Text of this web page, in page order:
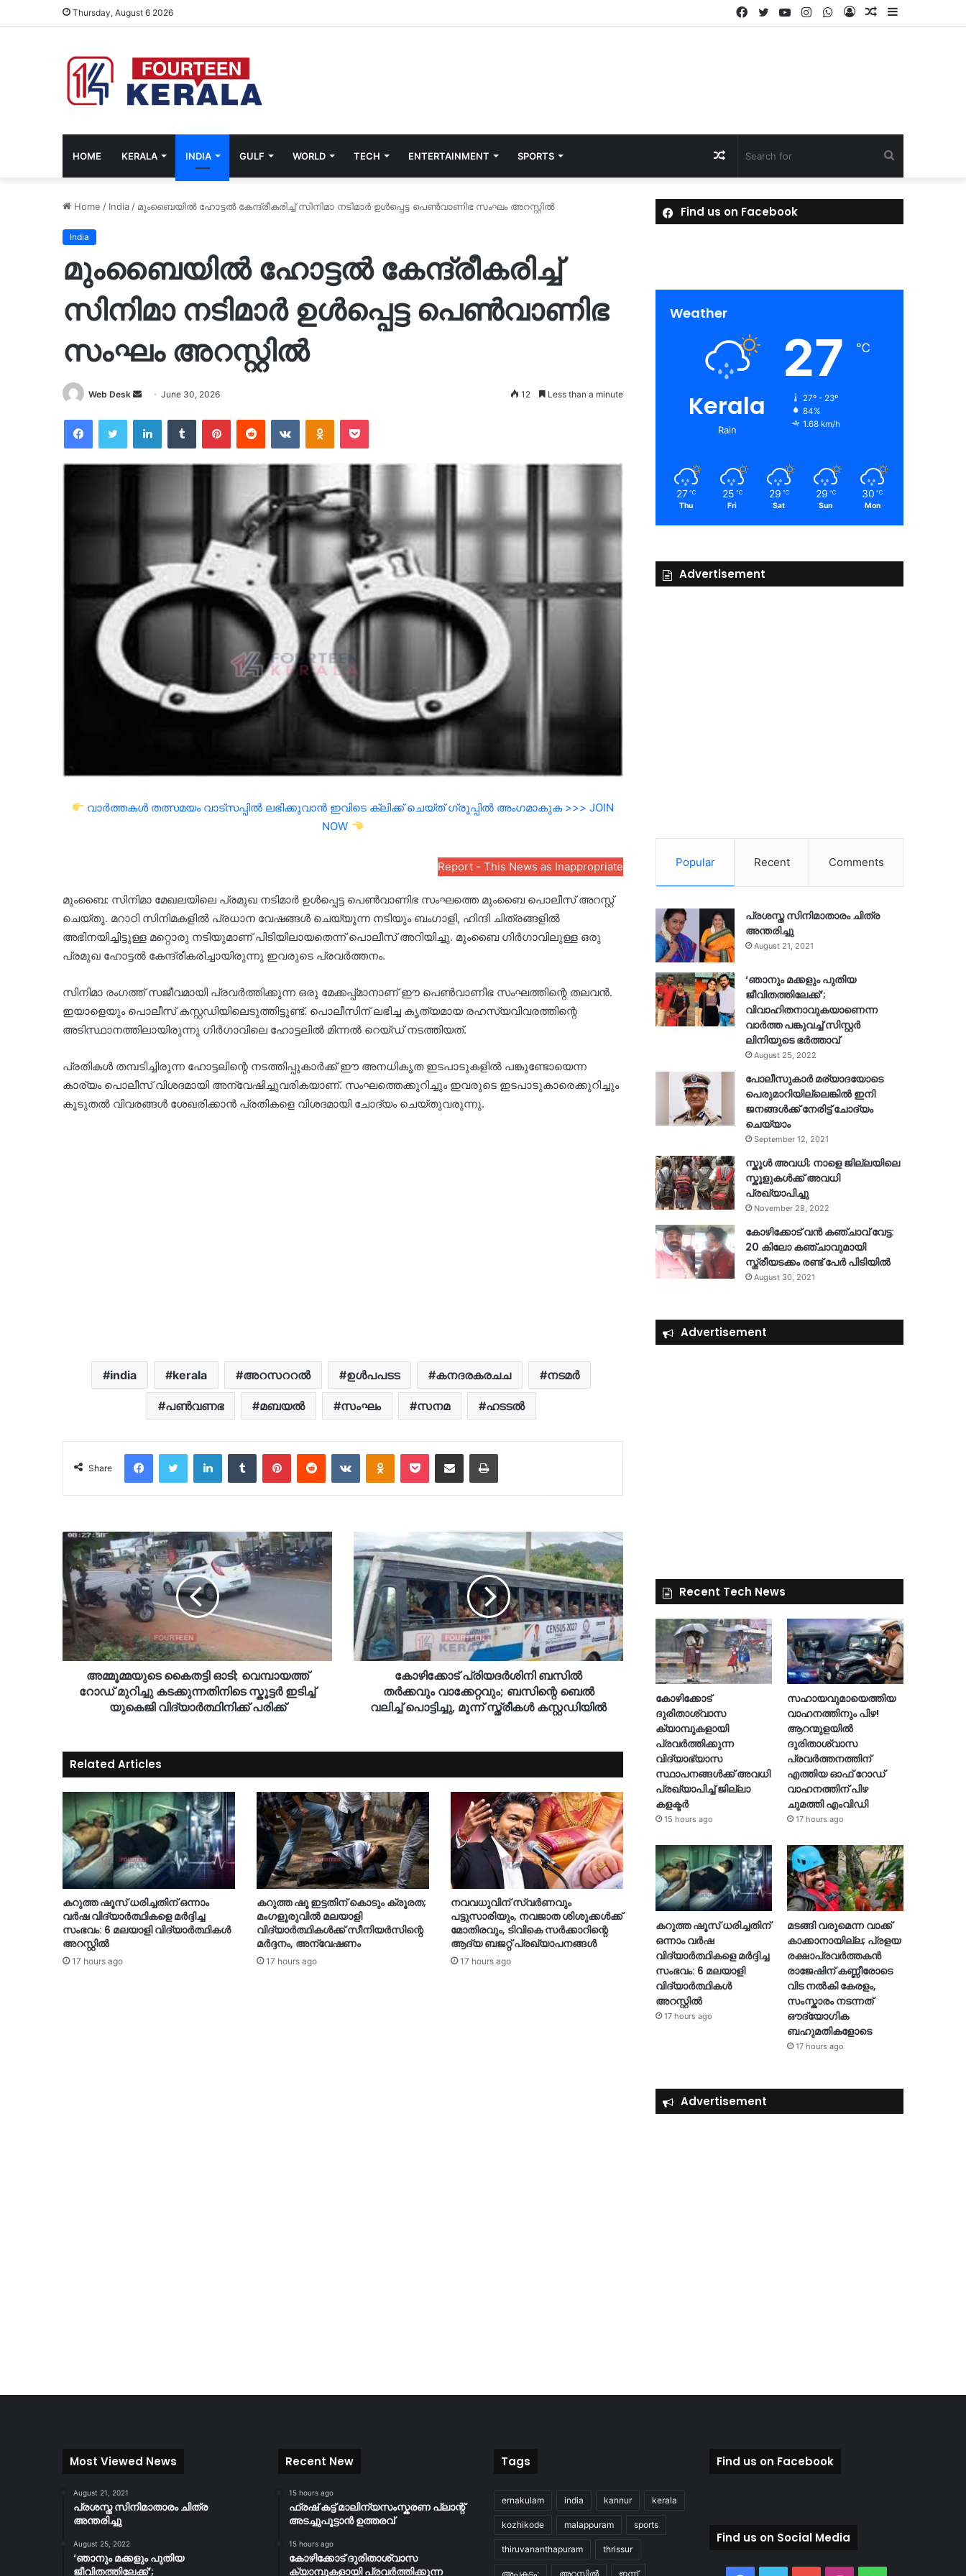
Thursday, August 6 2026 Sidebar
Random
Log
WhatsApp
Instagram
YouTube
Twitter
Facebook
HOME KERALA INDIA GULF WORLD TECH ENTERTAINMENT SPORTS
for
Random
Article
Home / India / മുംബൈയിൽ ഹോട്ടൽ കേന്ദ്രീകരിച്ച് സിനിമാ നടിമാർ ഉൾപ്പെട്ട പെൺവാണിഭ സംഘം അറസ്റ്റിൽ
India
മുംബൈയിൽ ഹോട്ടൽ കേന്ദ്രീകരിച്ച്
സിനിമാ നടിമാർ ഉൾപ്പെട്ട പെൺവാണിഭ
സംഘം അറസ്റ്റിൽ
Web Desk
Send
email
June 30, 2026 12 Less than a minute
FacebookTwitter LinkedInTumblr PinterestReddit VKontakteOdnoklassniki
Pocket
വാർത്തകൾ തത്സമയം വാട്സപ്പിൽ ലഭിക്കുവാൻ ഇവിടെ ക്ലിക്ക് ചെയ്ത് ഗ്രൂപ്പിൽ അംഗമാകുക >>> JOIN
NOW
Report - This News as Inappropriate
മുംബൈ: സിനിമാ മേഖലയിലെ പ്രമുഖ നടിമാർ ഉൾപ്പെട്ട പെൺവാണിഭ സംഘത്തെ മുംബൈ പൊലീസ് അറസ്റ്റ്
ചെയ്തു. മറാഠി സിനിമകളിൽ പ്രധാന വേഷങ്ങൾ ചെയ്യുന്ന നടിയും ബംഗാളി, ഹിന്ദി ചിത്രങ്ങളിൽ
അഭിനയിച്ചിട്ടുള്ള മറ്റൊരു നടിയുമാണ് പിടിയിലായതെന്ന് പൊലീസ് അറിയിച്ചു. മുംബൈ ഗിർഗാവിലുള്ള ഒരു
പ്രമുഖ ഹോട്ടൽ കേന്ദ്രീകരിച്ചായിരുന്നു ഇവരുടെ പ്രവർത്തനം.
സിനിമാ രംഗത്ത് സജീവമായി പ്രവർത്തിക്കുന്ന ഒരു മേക്കപ്പ്മാനാണ് ഈ പെൺവാണിഭ സംഘത്തിന്റെ തലവൻ.
ഇയാളെയും പൊലീസ് കസ്റ്റഡിയിലെടുത്തിട്ടുണ്ട്. പൊലീസിന് ലഭിച്ച കൃത്യമായ രഹസ്യവിവരത്തിന്റെ
അടിസ്ഥാനത്തിലായിരുന്നു ഗിർഗാവിലെ ഹോട്ടലിൽ മിന്നൽ റെയ്ഡ് നടത്തിയത്.
പ്രതികൾ തമ്പടിച്ചിരുന്ന ഹോട്ടലിന്റെ നടത്തിപ്പുകാർക്ക് ഈ അനധികൃത ഇടപാടുകളിൽ പങ്കുണ്ടോയെന്ന
കാര്യം പൊലീസ് വിശദമായി അന്വേഷിച്ചുവരികയാണ്. സംഘത്തെക്കുറിച്ചും ഇവരുടെ ഇടപാടുകാരെക്കുറിച്ചും
കൂടുതൽ വിവരങ്ങൾ ശേഖരിക്കാൻ പ്രതികളെ വിശദമായി ചോദ്യം ചെയ്തുവരുന്നു.
india kerala അറസററൽ ഉൾപപടട കനദരകരചച നടമർ
പൺവണഭ മബയൽ സംഘം സനമ ഹടടൽ
Share
FacebookTwitter LinkedInTumblr PinterestReddit VKontakteOdnoklassniki
Pocket Share via Email Print
അമ്മൂമ്മയുടെ കൈതട്ടി ഓടി; വെമ്പായത്ത്
റോഡ് മുറിച്ചു കടക്കുന്നതിനിടെ സ്കൂട്ടർ ഇടിച്ച്
യുകെജി വിദ്യാർത്ഥിനിക്ക് പരിക്ക്
കോഴിക്കോട് പ്രിയദർശിനി ബസിൽ
തർക്കവും വാക്കേറ്റവും; ബസിന്റെ ബെൽ
വലിച്ച് പൊട്ടിച്ചു, മൂന്ന് സ്ത്രീകൾ കസ്റ്റഡിയിൽ
Related Articles
കറുത്ത ഷൂസ് ധരിച്ചതിന് ഒന്നാം
വർഷ വിദ്യാർത്ഥികളെ മർദ്ദിച്ച
സംഭവം: 6 മലയാളി വിദ്യാർത്ഥികൾ
അറസ്റ്റിൽ
17 hours ago
കറുത്ത ഷൂ ഇട്ടതിന് കൊടും ക്രൂരത;
മംഗളൂരുവിൽ മലയാളി
വിദ്യാർത്ഥികൾക്ക് സീനിയർസിന്റെ
മർദ്ദനം, അന്വേഷണം
17 hours ago
നവവധുവിന് സ്വര്‍ണവും
പട്ടുസാരിയും, നവജാത ശിശുക്കള്‍ക്ക്
മോതിരവും, ടിവികെ സര്‍ക്കാറിന്റെ
ആദ്യ ബജറ്റ് പ്രഖ്യാപനങ്ങള്‍
17 hours ago
Find us on Facebook
Weather
Kerala
Rain
27 ℃
27º - 23º
84%
1.68 km/h
27 ℃
Thu
25 ℃
Fri
29 ℃
Sat
29 ℃
Sun
30 ℃
Mon
Advertisement
Popular Recent Comments
പ്രശസ്ത സിനിമാതാരം ചിത്ര
അന്തരിച്ചു
August 21, 2021
‘ഞാനും മക്കളും പുതിയ
ജീവിതത്തിലേക്ക്’;
വിവാഹിതനാവുകയാണെന്ന
വാർത്ത പങ്കുവച്ച് സിസ്റ്റർ
ലിനിയുടെ ഭർത്താവ്
August 25, 2022
പോലീസുകാര്‍ മര്യാദയോടെ
പെരുമാറിയില്ലെങ്കില്‍ ഇനി
ജനങ്ങള്‍ക്ക് നേരിട്ട് ചോദ്യം
ചെയ്യാം
September 12, 2021
സ്കൂൾ അവധി; നാളെ ജില്ലയിലെ
സ്കൂളുകൾക്ക് അവധി
പ്രഖ്യാപിച്ചു
November 28, 2022
കോഴിക്കോട് വൻ കഞ്ചാവ് വേട്ട:
20 കിലോ കഞ്ചാവുമായി
സ്ത്രീയടക്കം രണ്ട് പേർ പിടിയിൽ
August 30, 2021
Advertisement
Recent Tech News
കോഴിക്കോട്
ദുരിതാശ്വാസ
ക്യാമ്പുകളായി
പ്രവര്‍ത്തിക്കുന്ന
വിദ്യാഭ്യാസ
സ്ഥാപനങ്ങള്‍ക്ക് അവധി
പ്രഖ്യാപിച്ച് ജില്ലാ
കളക്ടർ
15 hours ago
സഹായവുമായെത്തിയ
വാഹനത്തിനും പിഴ!
ആറന്മുളയില്‍
ദുരിതാശ്വാസ
പ്രവര്‍ത്തനത്തിന്
എത്തിയ ഓഫ് റോഡ്
വാഹനത്തിന് പിഴ
ചുമത്തി എംവിഡി
17 hours ago
കറുത്ത ഷൂസ് ധരിച്ചതിന്
ഒന്നാം വർഷ
വിദ്യാർത്ഥികളെ മർദ്ദിച്ച
സംഭവം: 6 മലയാളി
വിദ്യാർത്ഥികൾ
അറസ്റ്റിൽ
17 hours ago
മടങ്ങി വരുമെന്ന വാക്ക്
കാക്കാനായില്ല; പ്രളയ
രക്ഷാപ്രവർത്തകൻ
രാജേഷിന് കണ്ണീരോടെ
വിട നൽകി കേരളം,
സംസ്കാരം നടന്നത്
ഔദ്യോ​ഗിക
ബഹുമതികളോടെ
17 hours ago
Advertisement
Most Viewed News
August 21, 2021
പ്രശസ്ത സിനിമാതാരം ചിത്ര
അന്തരിച്ചു
August 25, 2022
‘ഞാനും മക്കളും പുതിയ
ജീവിതത്തിലേക്ക്’;
Recent New
15 hours ago
ഫ്രഷ് കട്ട് മാലിന്യസംസ്കരണ പ്ലാന്റ്
അടച്ചുപൂട്ടാൻ ഉത്തരവ്
15 hours ago
കോഴിക്കോട് ദുരിതാശ്വാസ
ക്യാമ്പുകളായി പ്രവര്‍ത്തിക്കുന്ന
Tags
ernakulam india kannur kerala
kozhikode malappuram sports
thiruvananthapuram thrissur
അപകടം; അറസ്റ്റിൽ ഇന്ന്
Find us on Facebook
Find us on Social Media